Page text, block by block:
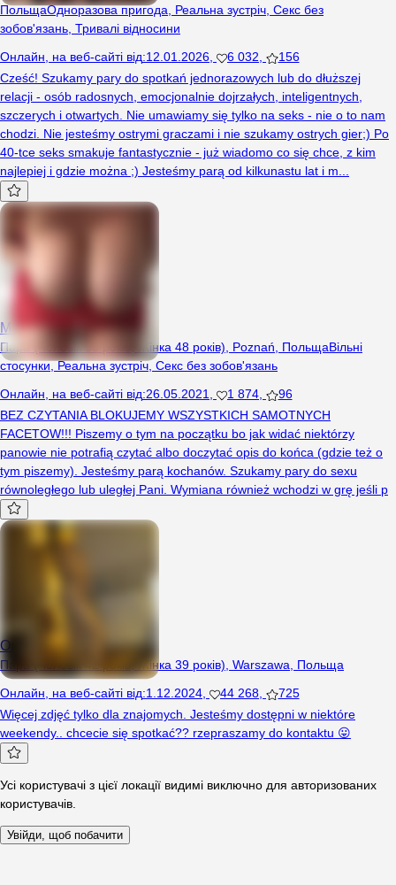
ПольщаОдноразова пригода, Реальна зустріч, Секс без
зобов'язань, Тривалі відносини
Онлайн, на веб-сайті від:12.01.2026, 6 032,
156
Cześć! Szukamy pary do spotkań jednorazowych lub do dłuższej
relacji - osób radosnych, emocjonalnie dojrzałych, inteligentnych,
szczerych i otwartych. Nie umawiamy się tylko na seks - nie o to nam
chodzi. Nie jesteśmy ostrymi graczami i nie szukamy ostrych gier;) Po
40-tce seks smakuje fantastycznie - już wiadomo co się chce, z kim
najlepiej i gdzie można ;) Jesteśmy parą od kilkunastu lat i m...
MarkoiKarla
Пара (Чоловік 56 років, Жінка 48 років), Poznań, ПольщаВільні
стосунки,Реальна зустріч, Секс без зобов'язань
Онлайн
на веб-сайті від:26.05.2021 1 874
96
BEZ CZYTANIA BLOKUJEMY WSZYSTKICH SAMOTNYCH
FACETOW!!! Piszemy o tym na początku bo jak widać niektórzy
panowie nie potrafią czytać albo doczytać opis do końca (gdzie też o
tym piszemy). Jesteśmy parą kochanów. Szukamy pary do sexu
równoległego lub uległej Pani. Wymiana również wchodzi w grę jeśli p
Onionapara
Пара (Чоловік 42 років, Жінка 39 років), Warszawa, Польща
Онлайн
на веб-сайті від:1.12.2024 44 268
725
Więcej zdjęć tylko dla znajomych. Jesteśmy dostępni w niektóre
weekendy.. chcecie się spotkać?? rzepraszamy do kontaktu 😛
Усі користувачі з цієї локації видимі виключно для авторизованих
користувачів.
Увійди, щоб побачити